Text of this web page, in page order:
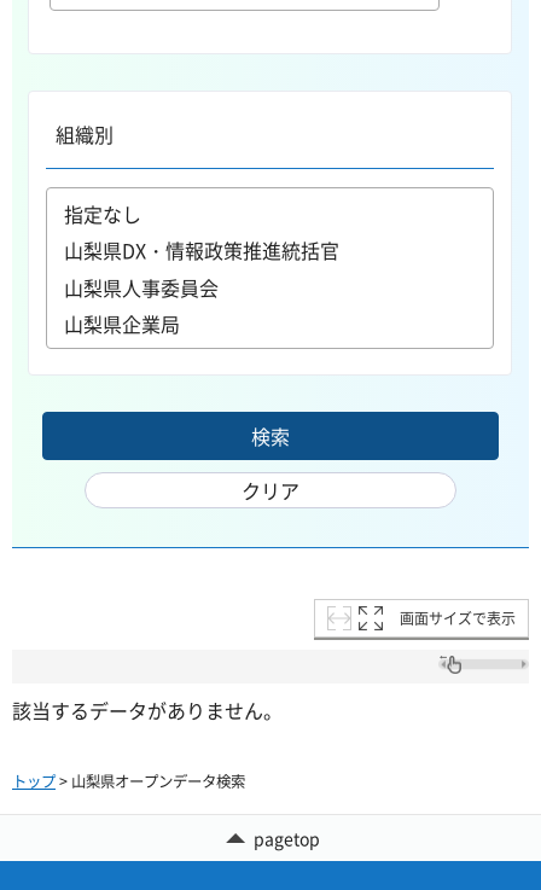
組織別
画面サイズで表示
該当するデータがありません。
トップ> 山梨県オープンデータ検索
pagetop